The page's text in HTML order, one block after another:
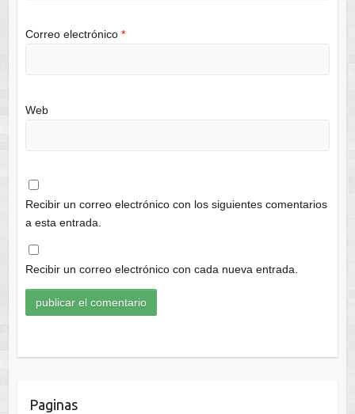
Correo electrónico *
Web
Recibir un correo electrónico con los siguientes comentarios
a esta entrada.
Recibir un correo electrónico con cada nueva entrada.
Paginas